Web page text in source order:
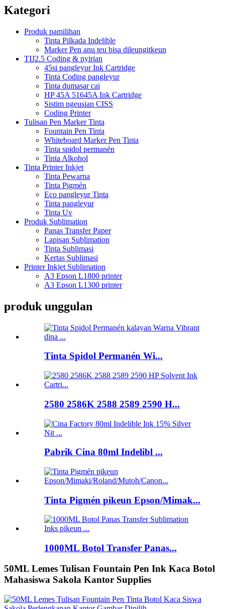
Kategori
Produk pamilihan
Tinta Pilkada Indelible
Marker Pen anu teu bisa dileungitkeun
TIJ2.5 Coding & nyirian
45si pangleyur Ink Cartridge
Tinta Coding pangleyur
Tinta dumasar cai
HP 45A 51645A Ink Cartridge
Sistim ngeusian CISS
Coding Printer
Tulisan Pen Marker Tinta
Fountain Pen Tinta
Whiteboard Marker Pen Tinta
Tinta spidol permanén
Tinta Alkohol
Tinta Printer Inkjet
Tinta Pewarna
Tinta Pigmén
Eco pangleyur Tinta
Tinta pangleyur
Tinta Uv
Produk Sublimation
Panas Transfer Paper
Lapisan Sublimation
Tinta Sublimasi
Kertas Sublimasi
Printer Inkjet Sublimation
A3 Epson L1800 printer
A3 Epson L1300 printer
produk unggulan
Tinta Spidol Permanén Wi...
2580 2586K 2588 2589 2590 H...
Pabrik Cina 80ml Indelibl ...
Tinta Pigmén pikeun Epson/Mimak...
1000ML Botol Transfer Panas...
50ML Lemes Tulisan Fountain Pen Ink Kaca Botol
Mahasiswa Sakola Kantor Supplies